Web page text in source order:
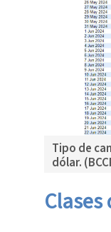
Tipo de
dólar.